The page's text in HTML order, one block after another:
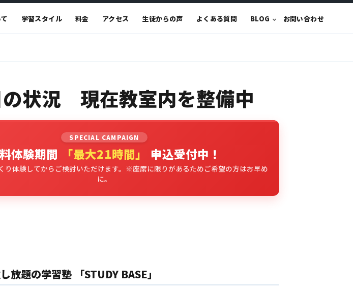
学習スタイル 料金 アクセス 生徒からの声 よくある質問 BLOG お問い合わせ
状況 現在教室内を整備中
SPECIAL CAMPAIGN
体験期間 「最大21時間」 申込受付中！
り体験してからご検討いただけます。※座席に限りがあるためご希望の方はお早め
に。
放題の学習塾 「STUDY BASE」